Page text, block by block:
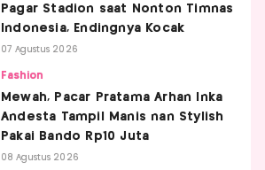
Pagar Stadion saat Nonton Timnas
Indonesia, Endingnya Kocak
07 Agustus 2026
Fashion
Mewah, Pacar Pratama Arhan Inka
Andesta Tampil Manis nan Stylish
Pakai Bando Rp10 Juta
08 Agustus 2026